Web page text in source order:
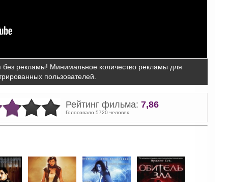
рекламы! Минимальное количество рекламы для
пользователей.
Рейтинг фильма: 7,86
Голосовало 5720 человек